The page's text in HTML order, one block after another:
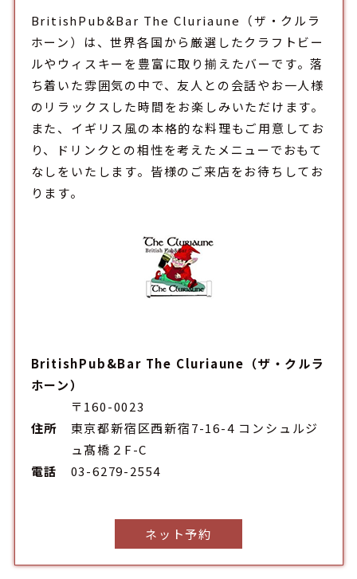
BritishPub&Bar The Cluriaune（ザ・クルラ
ホーン）は、世界各国から厳選したクラフトビー
ルやウィスキーを豊富に取り揃えたバーです。落
ち着いた雰囲気の中で、友人との会話やお一人様
のリラックスした時間をお楽しみいただけます。
また、イギリス風の本格的な料理もご用意してお
り、ドリンクとの相性を考えたメニューでおもて
なしをいたします。皆様のご来店をお待ちしてお
ります。
BritishPub&Bar The Cluriaune（ザ・クルラ
ホーン）
住所
〒160-0023
東京都新宿区西新宿7-16-4 コンシュルジ
ュ髙橋２F-C
電話
03-6279-2554
ネット予約